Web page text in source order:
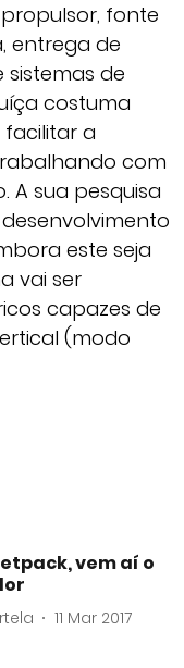
propulsor, fonte
entrega de
de
costuma
facilitar a
com
A sua pesquisa
este seja
vai ser
capazes de
(modo
vem aí o
11 Mar 2017